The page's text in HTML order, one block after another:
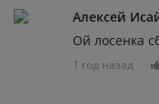
Алексей
Ой лосенка
1 год назад